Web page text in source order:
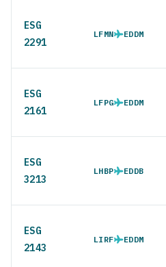
ESG
2291
LFMN EDDM
ESG
2161
LFPG EDDM
ESG
3213
LHBP EDDB
ESG
2143
LIRF EDDM